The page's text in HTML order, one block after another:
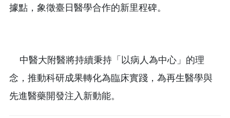
據點，象徵臺日醫學合作的新里程碑。
中醫大附醫將持續秉持「以病人為中心」的理
念，推動科研成果轉化為臨床實踐，為再生醫學與
先進醫藥開發注入新動能。